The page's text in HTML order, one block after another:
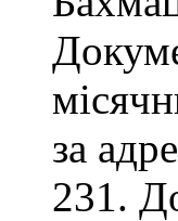
за
231.